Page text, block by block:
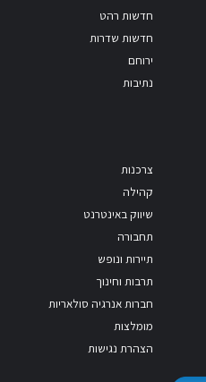
חדשות רהט
חדשות שדרות
ירוחם
נתיבות
צרכנות
קהילה
שיווק באינטרנט
תחבורה
תיירות ונופש
תרבות וחינוך
חברות אנרגיה סולאריות
מומלצות
הצהרת נגישות